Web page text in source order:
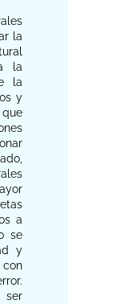
la
la
la
y
a
se
y
ser